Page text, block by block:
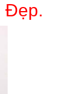
Đẹp.